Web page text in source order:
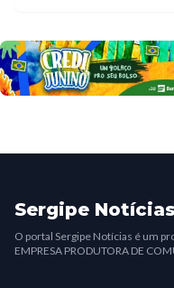
Sergipe Notícias
O portal Sergipe Notícias é um
EMPRESA PRODUTORA DE